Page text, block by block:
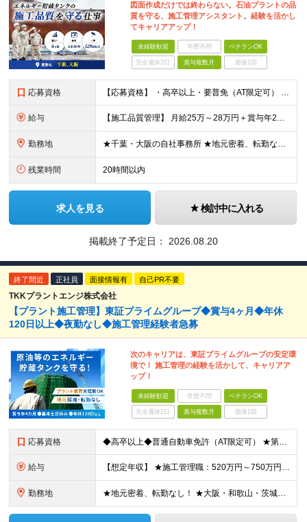
図面作成だけでは終わらない。石油プラントの品
質を守る、施工管理アシスタント。経験を活かし
てキャリアアップ！
未経験歓迎 学歴不問 ベテランOK
完全週休2日 賞与複数月 面接1回
応募資格 【応募資格】 ・高卒以上・要普免（AT限定可） ・AutoCADの経験者 →自社で図面を一部変更する場合があるため。設計分野は不問です。 ・施工図面が読めること 【歓迎する経験】 ◎AutoCADの
給与 【施工品質管理】 月給25万～28万円＋賞与年2回（原則固定支給額4ヵ月分）＋諸手当（残業手当全額など） ※経験・能力・前職給与を考慮して優遇します。 ※残業代は別途全額支給します。 ※試用期間は6
勤務地 ★千葉・大阪の自社事務所 ★地元密着、転勤なし！ ★Ｕ・Iターン歓迎！（面接交通費支給） 【具体的な勤務地】 ※当社堺事務所（大阪）もしくは五井事務所（千葉） ◆堺事務所 （住所） 大阪府堺市堺区
残業時間 20時間以内
求人を見る 検討中に入れる
掲載終了予定日： 2026.08.20
終了間近 正社員 面接情報有 自己PR不要
TKKプラントエンジ株式会社
【プラント施工管理】東証プライムグループ◆賞与4ヶ月◆年休
120日以上◆夜勤なし◆施工管理経験者急募
次のキャリアは、東証プライムグループの安定環
境で！ 施工管理の経験を活かして、キャリアア
ップ！
未経験歓迎 学歴不問 ベテランOK
完全週休2日 賞与複数月 面接1回
応募資格 ◆高卒以上◆普通自動車免許（AT限定可） ★第二新卒歓迎 ★プラント業界以外での施工管理経験者歓迎 【こんな方は向いています】 ・施工管理のスキルを活かして働きたい ・安定企業で長く働きたい ・チ
給与 【想定年収】 ★施工管理職：520万円～750万円 ※上記年収は残業時間40時間／月相当の金額を含みます。 月給25万円～35万円＋賞与年2回（原則固定支給額4ヵ月分）＋諸手当（残業手当全額など）
勤務地 ★地元密着、転勤なし！ ★大阪・和歌山・茨城・三重・千葉の各拠点 ★Ｕ・Iターン歓迎！（面接交通費支給） ★社用車貸与（出勤利用OK）、駐車場費用支給 ・大阪府堺市 ・和歌山県有田市 ・茨城県神栖市